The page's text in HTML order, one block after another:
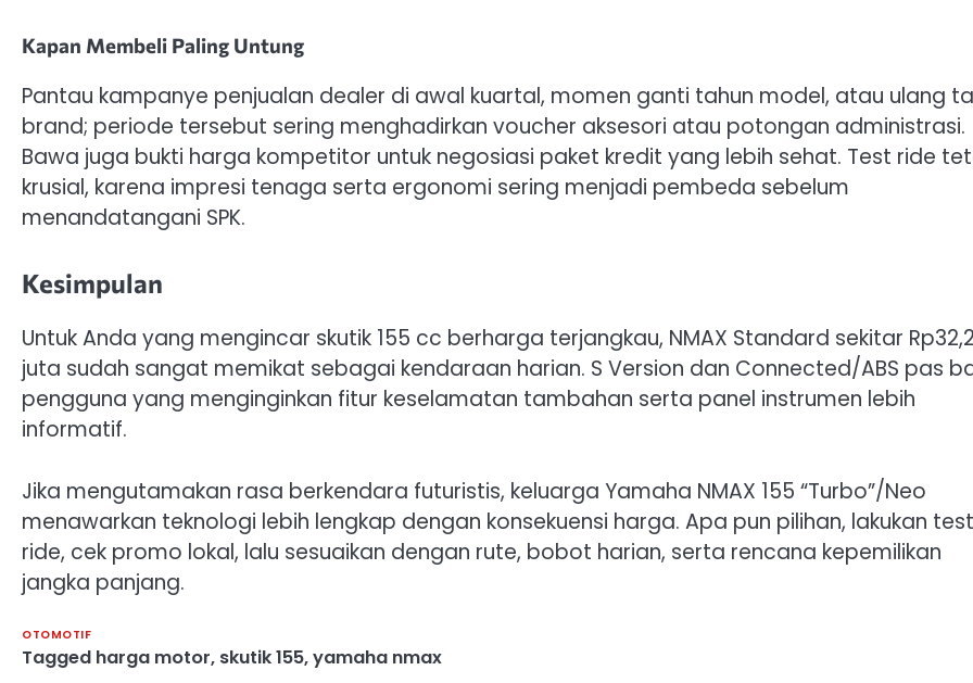
Kapan Membeli Paling Untung
Pantau kampanye penjualan dealer di awal kuartal, momen ganti tahun model, atau ulang
brand; periode tersebut sering menghadirkan voucher aksesori atau potongan administrasi.
Bawa juga bukti harga kompetitor untuk negosiasi paket kredit yang lebih sehat. Test ride
krusial, karena impresi tenaga serta ergonomi sering menjadi pembeda sebelum
menandatangani SPK.
Kesimpulan
Untuk Anda yang mengincar skutik 155 cc berharga terjangkau, NMAX Standard sekitar Rp32,2
juta sudah sangat memikat sebagai kendaraan harian. S Version dan Connected/ABS pas
pengguna yang menginginkan fitur keselamatan tambahan serta panel instrumen lebih
informatif.
Jika mengutamakan rasa berkendara futuristis, keluarga Yamaha NMAX 155 “Turbo”/Neo
menawarkan teknologi lebih lengkap dengan konsekuensi harga. Apa pun pilihan, lakukan test
ride, cek promo lokal, lalu sesuaikan dengan rute, bobot harian, serta rencana kepemilikan
jangka panjang.
OTOMOTIF
Tagged harga motor, skutik 155,yamaha nmax